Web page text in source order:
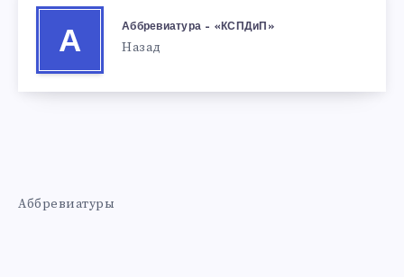
А
Аббревиатура – «КСПДиП»
Назад
Аббревиатуры